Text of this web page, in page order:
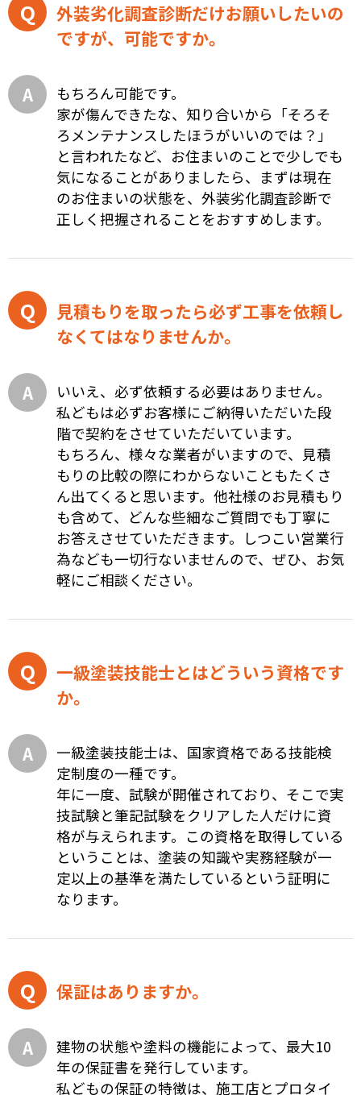
外装劣化調査診断だけお願いしたいの
ですが、可能ですか。
もちろん可能です。
家が傷んできたな、知り合いから「そろそ
ろメンテナンスしたほうがいいのでは？」
と言われたなど、お住まいのことで少しでも
気になることがありましたら、まずは現在
のお住まいの状態を、外装劣化調査診断で
正しく把握されることをおすすめします。
見積もりを取ったら必ず工事を依頼し
なくてはなりませんか。
いいえ、必ず依頼する必要はありません。
私どもは必ずお客様にご納得いただいた段
階で契約をさせていただいています。
もちろん、様々な業者がいますので、見積
もりの比較の際にわからないこともたくさ
ん出てくると思います。他社様のお見積もり
も含めて、どんな些細なご質問でも丁寧に
お答えさせていただきます。しつこい営業行
為なども一切行ないませんので、ぜひ、お気
軽にご相談ください。
一級塗装技能士とはどういう資格です
か。
一級塗装技能士は、国家資格である技能検
定制度の一種です。
年に一度、試験が開催されており、そこで実
技試験と筆記試験をクリアした人だけに資
格が与えられます。この資格を取得している
ということは、塗装の知識や実務経験が一
定以上の基準を満たしているという証明に
なります。
保証はありますか。
建物の状態や塗料の機能によって、最大10
年の保証書を発行しています。
私どもの保証の特徴は、施工店とプロタイ